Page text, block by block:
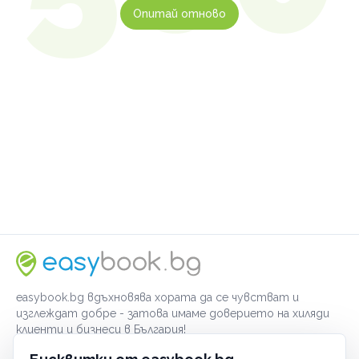
Опитай отново
easybook.bg вдъхновява хората да се чувстват и
изглеждат добре - затова имаме доверието на хиляди
клиенти и бизнеси в България!